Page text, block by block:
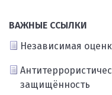
ВАЖНЫЕ ССЫЛКИ
Независимая
защищённость